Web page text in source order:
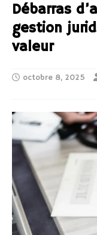
Débarras
gestion
valeur
octobre 8, 2025